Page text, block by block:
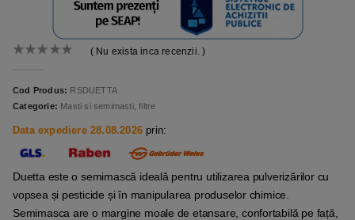
( Nu exista inca recenzii. )
Cod Produs: RSDUETTA
Categorie: Masti si semimasti, filtre
Data expediere 28.08.2026 prin:
Duetta este o semimască ideală pentru utilizarea pulverizărilor cu
vopsea și pesticide și în manipularea produselor chimice.
Semimasca are o margine moale de etansare, confortabilă pe față,